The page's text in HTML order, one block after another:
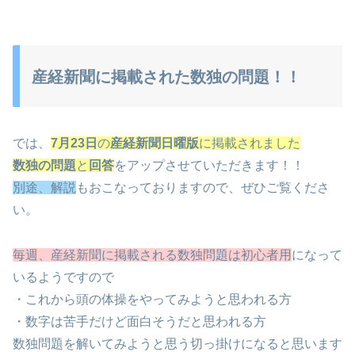
産経新聞に掲載された数独の問題！！
では、 7月23日 の産経新聞日曜版に掲載されました
数独の問題 と 回答をアップさせていただきます！！
別途、解説 もおこなっておりますので、ぜひご覧くださ
い。
毎週、産経新聞に掲載される数独問題は初心者用 になって
いるようですので
・これから頭の体操をやってみようと思われる方
・数字は苦手だけど面白そうだと思われる方
数独問題を解いてみようと思う切っ掛けになると思います